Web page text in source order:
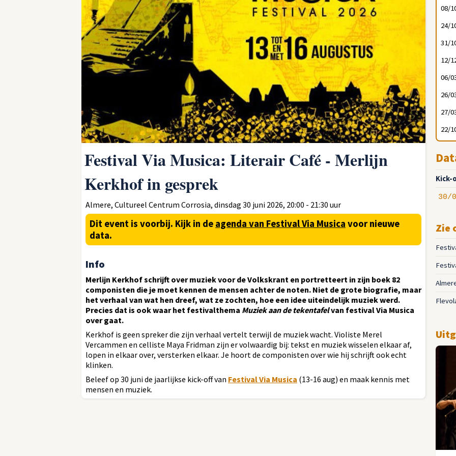
Festival Via Musica: Literair Café - Merlijn
Kerkhof in gesprek
Almere, Cultureel Centrum Corrosia, dinsdag 30 juni 2026, 20:00 - 21:30 uur
Dit event is voorbij. Kijk in de agenda van Festival Via Musica voor nieuwe
data.
Info
Merlijn Kerkhof schrijft over muziek voor de Volkskrant en portretteert in zijn boek 82
componisten die je moet kennen de mensen achter de noten. Niet de grote biografie, maar
het verhaal van wat hen dreef, wat ze zochten, hoe een idee uiteindelijk muziek werd.
Precies dat is ook waar het festivalthema Muziek aan de tekentafelvan festival Via Musica
over gaat.
Kerkhof is geen spreker die zijn verhaal vertelt terwijl de muziek wacht. Violiste Merel
Vercammen en celliste Maya Fridman zijn er volwaardig bij: tekst en muziek wisselen elkaar af,
lopen in elkaar over, versterken elkaar. Je hoort de componisten over wie hij schrijft ook echt
klinken.
Beleef op 30 juni de jaarlijkse kick-off van Festival Via Musica (13-16 aug) en maak kennis met
mensen en muziek.
08/
24/
31/
12/
06/
26/
27/
22/
Kick-
30/
Zie